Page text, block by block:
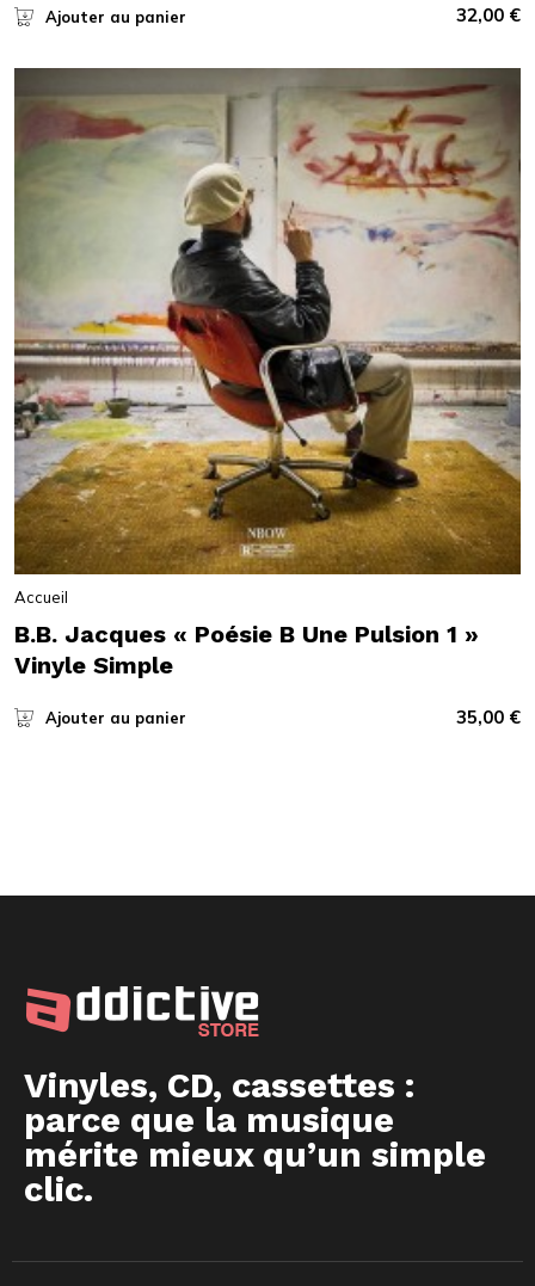
Ajouter au panier 32,00 €
Accueil
B.B. Jacques « Poésie B Une Pulsion 1 »
Vinyle Simple
Ajouter au panier 35,00 €
Vinyles, CD, cassettes :
parce que la musique
mérite mieux qu’un simple
clic.